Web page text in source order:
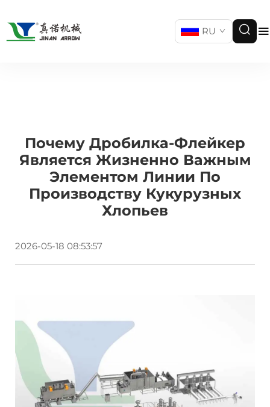
RU
Почему Дробилка-Флейкер
Является Жизненно Важным
Элементом Линии По
Производству Кукурузных
Хлопьев
2026-05-18 08:53:57